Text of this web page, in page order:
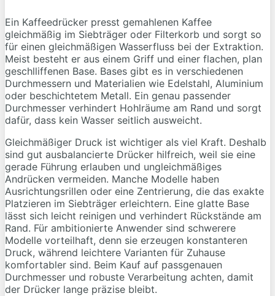
Ein Kaffeedrücker presst gemahlenen Kaffee
gleichmäßig im Siebträger oder Filterkorb und sorgt so
für einen gleichmäßigen Wasserfluss bei der Extraktion.
Meist besteht er aus einem Griff und einer flachen, plan
geschlliffenen Base. Bases gibt es in verschiedenen
Durchmessern und Materialien wie Edelstahl, Aluminium
oder beschichtetem Metall. Ein genau passender
Durchmesser verhindert Hohlräume am Rand und sorgt
dafür, dass kein Wasser seitlich ausweicht.
Gleichmäßiger Druck ist wichtiger als viel Kraft. Deshalb
sind gut ausbalancierte Drücker hilfreich, weil sie eine
gerade Führung erlauben und ungleichmäßiges
Andrücken vermeiden. Manche Modelle haben
Ausrichtungsrillen oder eine Zentrierung, die das exakte
Platzieren im Siebträger erleichtern. Eine glatte Base
lässt sich leicht reinigen und verhindert Rückstände am
Rand. Für ambitionierte Anwender sind schwerere
Modelle vorteilhaft, denn sie erzeugen konstanteren
Druck, während leichtere Varianten für Zuhause
komfortabler sind. Beim Kauf auf passgenauen
Durchmesser und robuste Verarbeitung achten, damit
der Drücker lange präzise bleibt.